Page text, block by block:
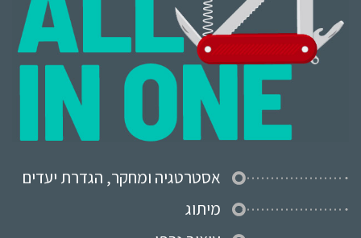
אסטרטגיה ומחקר, הגדרת יעדים
מיתוג